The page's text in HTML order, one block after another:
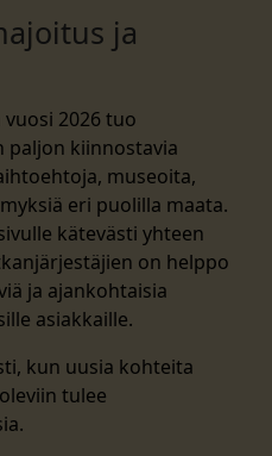
ja
2026 tuo
paljon kiinnostavia
museoita,
eri puolilla maata.
kätevästi yhteen
on helppo
ja ajankohtaisia
asiakkaille.
kun uusia kohteita
tulee